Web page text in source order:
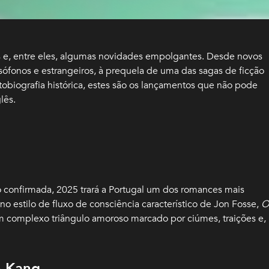
entre eles, algumas novidades empolgantes. Desde novos
e estrangeiros, à prequela de uma das sagas de ficção
histórica, estes são os lançamentos que não pode
2025 trará a Portugal um dos romances mais
estilo de fluxo de consciência característico de Jon Fosse, O
triângulo amoroso marcado por ciúmes, traições e,